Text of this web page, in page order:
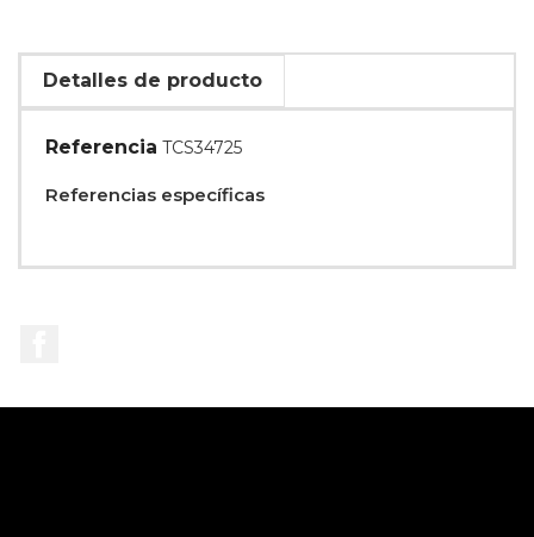
Detalles de producto
Referencia TCS34725
Referencias específicas